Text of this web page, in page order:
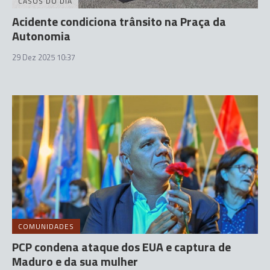
Acidente condiciona trânsito na Praça da
Autonomia
29 Dez 2025 10:37
COMUNIDADES
PCP condena ataque dos EUA e captura de
Maduro e da sua mulher